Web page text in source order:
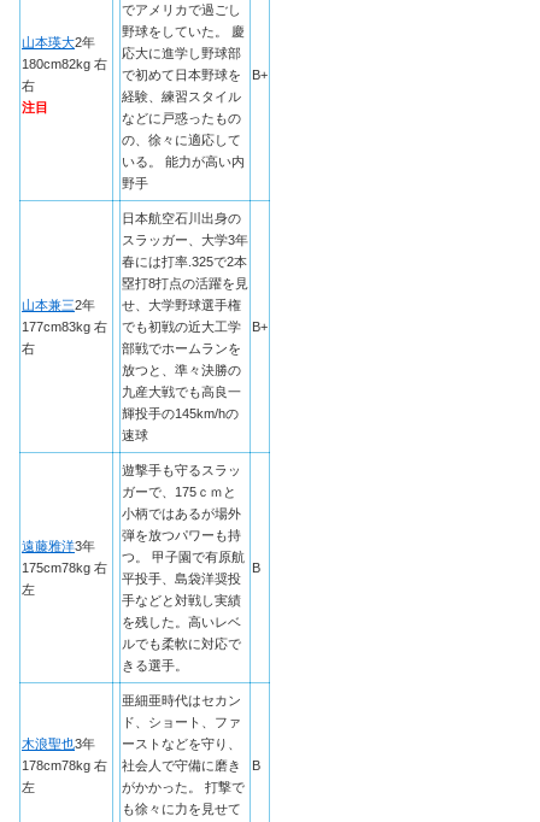
山本瑛大2年
180cm82kg 右
右
注目
でアメリカで過ごし
野球をしていた。 慶
応大に進学し野球部
で初めて日本野球を
経験、練習スタイル
などに戸惑ったもの
の、徐々に適応して
いる。 能力が高い内
野手
B+
山本兼三2年
177cm83kg 右
右
日本航空石川出身の
スラッガー、大学3年
春には打率.325で2本
塁打8打点の活躍を見
せ、大学野球選手権
でも初戦の近大工学
部戦でホームランを
放つと、準々決勝の
九産大戦でも高良一
輝投手の145km/hの
速球
B+
遠藤雅洋3年
175cm78kg 右
左
遊撃手も守るスラッ
ガーで、175ｃｍと
小柄ではあるが場外
弾を放つパワーも持
つ。 甲子園で有原航
平投手、島袋洋奨投
手などと対戦し実績
を残した。高いレベ
ルでも柔軟に対応で
きる選手。
B
木浪聖也3年
178cm78kg 右
左
亜細亜時代はセカン
ド、ショート、ファ
ーストなどを守り、
社会人で守備に磨き
がかかった。 打撃で
も徐々に力を見せて
B